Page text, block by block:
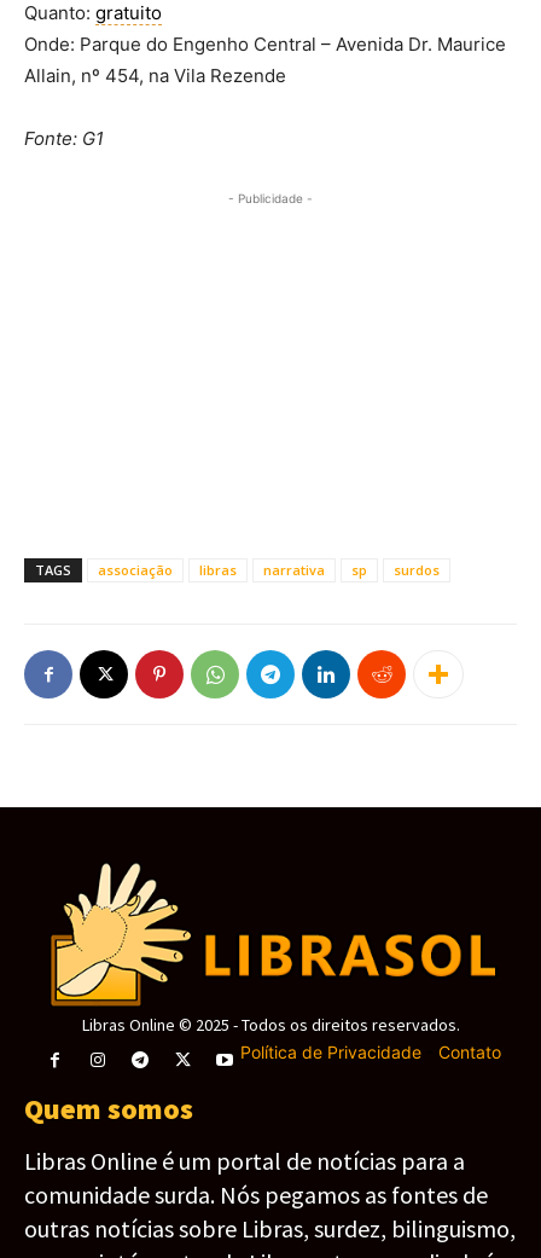
Quanto: gratuito
Onde: Parque do Engenho Central – Avenida Dr. Maurice
Allain, nº 454, na Vila Rezende
Fonte: G1
- Publicidade -
TAGS associação libras narrativa sp surdos
Libras Online © 2025 - Todos os direitos reservados.
Política de Privacidade- Contato
Quem somos
Libras Online é um portal de notícias para a
comunidade surda. Nós pegamos as fontes de
outras notícias sobre Libras, surdez, bilinguismo,